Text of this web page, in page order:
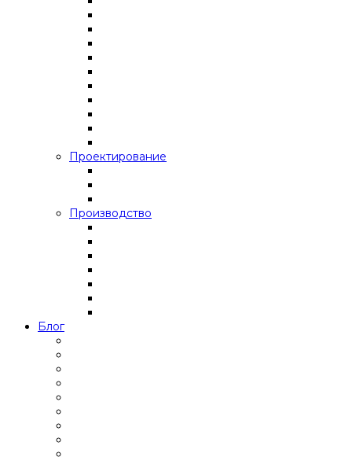
Проектирование
Производство
Блог